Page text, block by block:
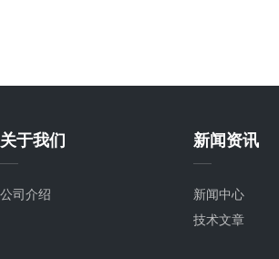
关于我们
公司介绍
新闻资讯
新闻中心
技术文章